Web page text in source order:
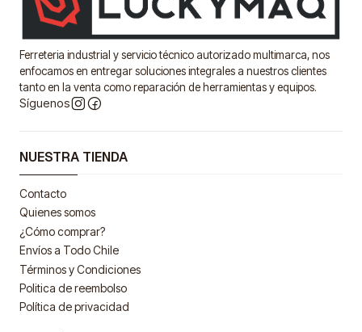
Ferreteria industrial y servicio técnico autorizado multimarca, nos
enfocamos en entregar soluciones integrales a nuestros clientes
tanto en la venta como reparación de herramientas y equipos.
Síguenos
NUESTRA TIENDA
Contacto
Quienes somos
¿Cómo comprar?
Envíos a Todo Chile
Términos y Condiciones
Politica de reembolso
Política de privacidad